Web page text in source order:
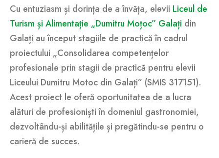
Cu entuziasm și dorința de a învăța, elevii Liceul de
Turism și Alimentație „Dumitru Moțoc” Galați din
Galați au început stagiile de practică în cadrul
proiectului „Consolidarea competențelor
profesionale prin stagii de practică pentru elevii
Liceului Dumitru Motoc din Galați” (SMIS 317151).
Acest proiect le oferă oportunitatea de a lucra
alături de profesioniști în domeniul gastronomiei,
dezvoltându-și abilitățile și pregătindu-se pentru o
carieră de succes.